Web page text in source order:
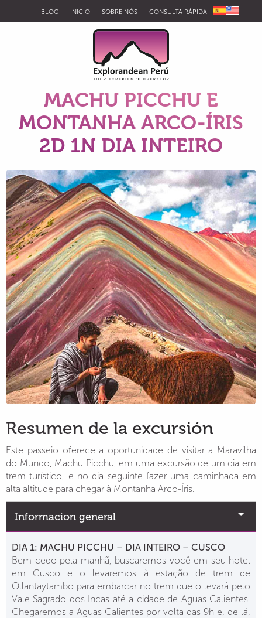
BLOG INICIO SOBRE NÓS CONSULTA RÁPIDA
MACHU PICCHU E
MONTANHA ARCO-ÍRIS
2D 1N DIA INTEIRO
Resumen de la excursión
Este passeio oferece a oportunidade de visitar a Maravilha
do Mundo, Machu Picchu, em uma excursão de um dia em
trem turístico, e no dia seguinte fazer uma caminhada em
alta altitude para chegar à Montanha Arco-Íris.
Informacion general
DIA 1: MACHU PICCHU – DIA INTEIRO – CUSCO
Bem cedo pela manhã, buscaremos você em seu hotel
em Cusco e o levaremos à estação de trem de
Ollantaytambo para embarcar no trem que o levará pelo
Vale Sagrado dos Incas até a cidade de Aguas Calientes.
Chegaremos a Aguas Calientes por volta das 9h e, de lá,